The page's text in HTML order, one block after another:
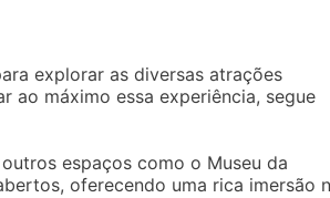
explorar as diversas atrações
ao máximo essa experiência, segue
espaços como o Museu da
oferecendo uma rica imersão